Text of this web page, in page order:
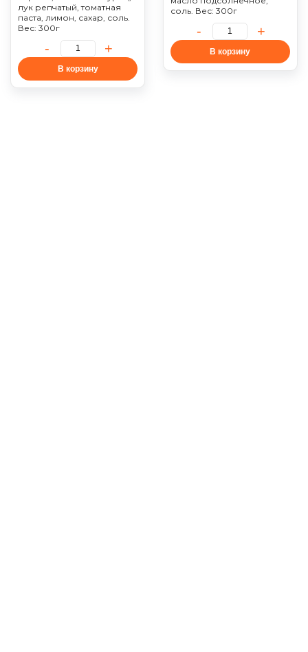
лук репчатый, томатная
паста, лимон, сахар, соль.
Вес: 300г
В корзину
соль. Вес: 300г
В корзину